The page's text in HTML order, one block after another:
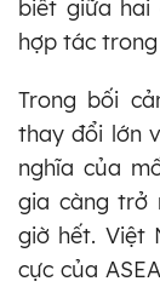
biết giữa
hợp tác
Trong bối
thay đổi lớn
nghĩa của
gia càng trở
giờ hết. Việt
cực của